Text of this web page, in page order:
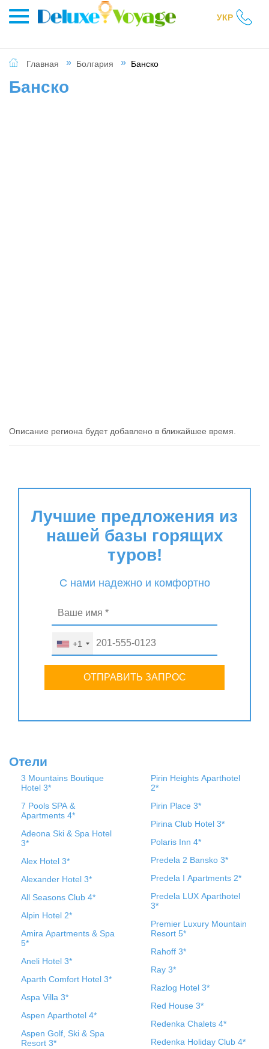
УКР
Главная Болгария Банско
Банско
Описание региона будет добавлено в ближайшее время.
Лучшие предложения из
нашей базы горящих
туров!
С нами надежно и комфортно
+1
ОТПРАВИТЬ ЗАПРОС
Отели
3 Mountains Boutique
Hotel 3*
7 Pools SPA &
Apartments 4*
Adeona Ski & Spa Hotel
3*
Alex Hotel 3*
Alexander Hotel 3*
All Seasons Club 4*
Alpin Hotel 2*
Amira Apartments & Spa
5*
Aneli Hotel 3*
Aparth Comfort Hotel 3*
Aspa Villa 3*
Aspen Aparthotel 4*
Aspen Golf, Ski & Spa
Resort 3*
Pirin Heights Aparthotel
2*
Pirin Place 3*
Pirina Club Hotel 3*
Polaris Inn 4*
Predela 2 Bansko 3*
Predela I Apartments 2*
Predela LUX Aparthotel
3*
Premier Luxury Mountain
Resort 5*
Rahoff 3*
Ray 3*
Razlog Hotel 3*
Red House 3*
Redenka Chalets 4*
Redenka Holiday Club 4*